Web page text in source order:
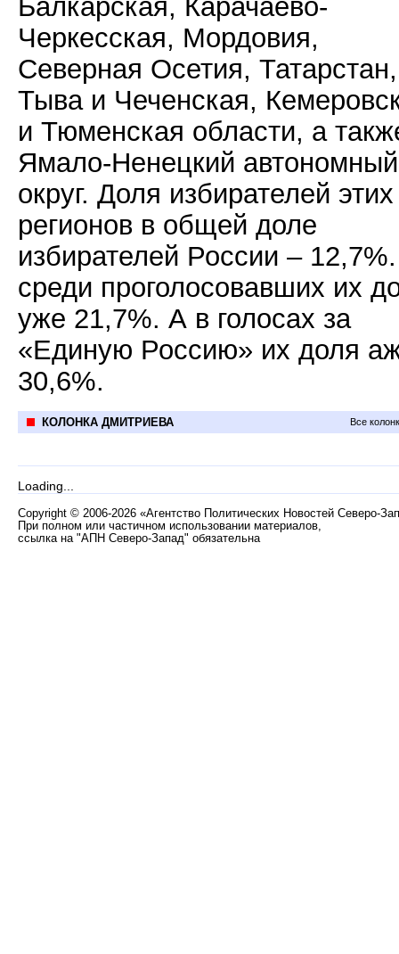
Балкарская, Карачаево-
Черкесская, Мордовия,
Северная Осетия, Татарстан,
Тыва и Чеченская,
и Тюменская области, а
Ямало-Ненецкий автономный
округ. Доля избирателей
регионов в общей доле
избирателей России –
среди проголосовавших их
уже 21,7%. А в голосах за
«Единую Россию» их доля
30,6%.
КОЛОНКА ДМИТРИЕВА Все
Loading...
Copyright © 2006-2026 «Агентство Политических Новостей Северо-
При полном или частичном использовании материалов,
ссылка на "АПН Северо-Запад" обязательна